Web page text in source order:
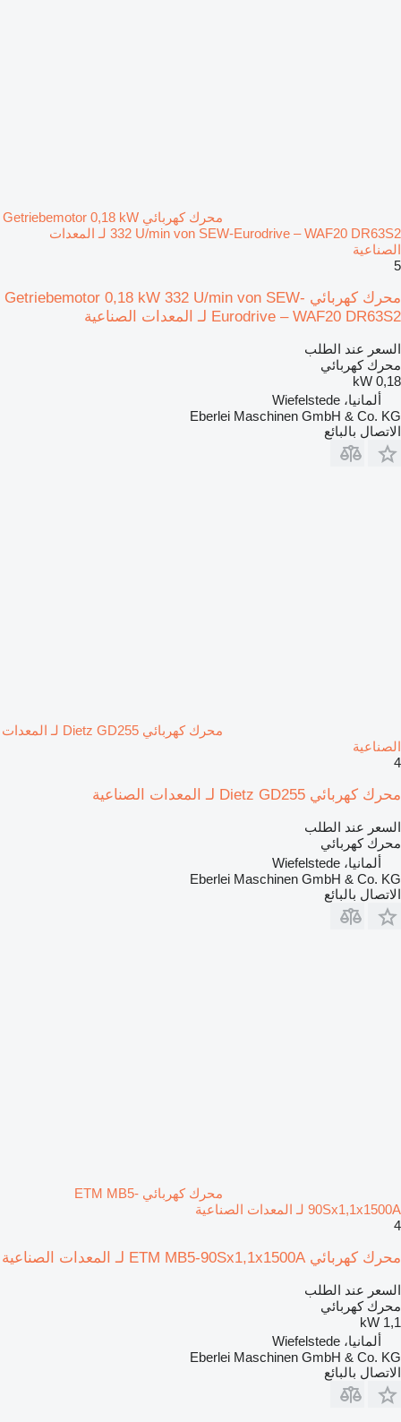
محرك كهربائي Getriebemotor 0,18 kW
332 U/min von SEW-Eurodrive – WAF20 DR63S2 لـ المعدات
الصناعية
5
محرك كهربائي Getriebemotor 0,18 kW 332 U/min von SEW-
Eurodrive – WAF20 DR63S2 لـ المعدات الصناعية
السعر عند الطلب
محرك كهربائي
0,18 kW
ألمانيا، Wiefelstede
Eberlei Maschinen GmbH & Co. KG
الاتصال بالبائع
محرك كهربائي Dietz GD255 لـ المعدات
الصناعية
4
محرك كهربائي Dietz GD255 لـ المعدات الصناعية
السعر عند الطلب
محرك كهربائي
ألمانيا، Wiefelstede
Eberlei Maschinen GmbH & Co. KG
الاتصال بالبائع
محرك كهربائي ETM MB5-
90Sx1,1x1500A لـ المعدات الصناعية
4
محرك كهربائي ETM MB5-90Sx1,1x1500A لـ المعدات الصناعية
السعر عند الطلب
محرك كهربائي
1,1 kW
ألمانيا، Wiefelstede
Eberlei Maschinen GmbH & Co. KG
الاتصال بالبائع